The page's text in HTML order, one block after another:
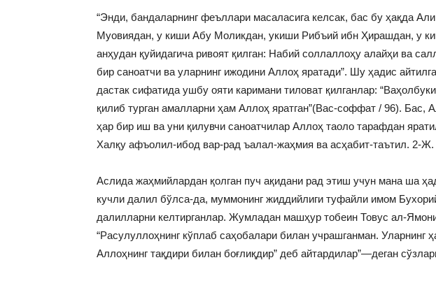
“Энди, бандаларнинг феъллари масаласига келсак, бас бу ҳақда
Муовиядан, у киши Абу Моликдан, укиши Рибъий ибн Ҳирашдан, у
анҳудан қуйидагича ривоят қилган: Набий соллаллоҳу алайҳи ва
бир саноатчи ва уларнинг ижодини Аллоҳ яратади”. Шу ҳадис
дастак сифатида ушбу ояти каримани тиловат қилганлар:
қилиб турган амалларни ҳам Аллоҳ яратган”(Вас-соффат / 96). Бас,
ҳар бир иш ва уни қилувчи саноатчилар Аллоҳ таоло тарафдан
Халқу афъолил-ибод вар-рад ъалал-жаҳмия ва асҳабит-таътил. 2-Ж.
Аслида жаҳмийлардан қолган пуч ақидани рад этиш учун мана ша
кучли далил бўлса-да, муммонинг жиддийлиги туфайли имом
далилларни келтирганлар. Жумладан машҳур тобеин Товус ал-
“Расулуллоҳнинг кўплаб саҳобалари билан учрашганман. Уларнинг
Аллоҳнинг тақдири билан боғлиқдир” деб айтардилар”—деган